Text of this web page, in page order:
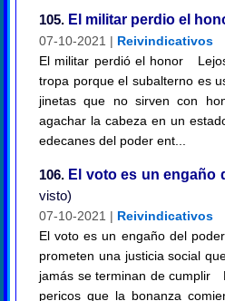
105. El militar perdio el
07-10-2021 | Reivindicativos
El militar perdió el honor
tropa porque el subalterno es
jinetas que no sirven con
agachar la cabeza en un
edecanes del poder ent...
106. El voto es un engaño
visto)
07-10-2021 | Reivindicativos
El voto es un engaño del
prometen una justicia social
jamás se terminan de cumplir
pericos que la bonanza